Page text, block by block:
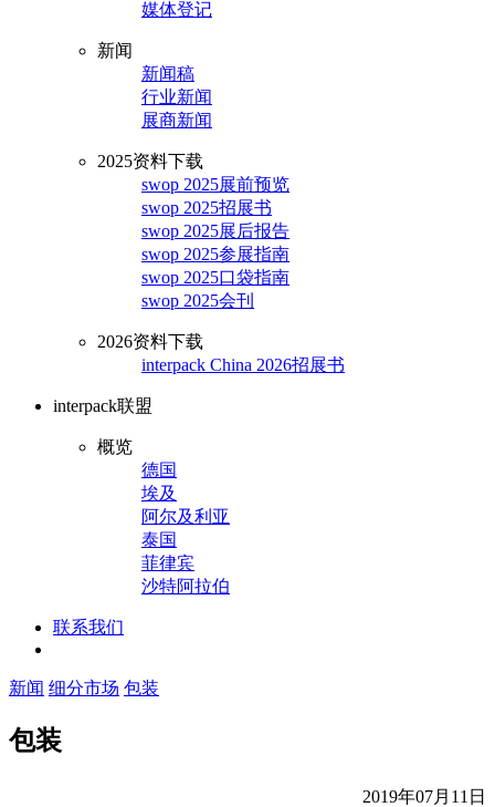
媒体登记
新闻
新闻稿
行业新闻
展商新闻
2025资料下载
swop 2025展前预览
swop 2025招展书
swop 2025展后报告
swop 2025参展指南
swop 2025口袋指南
swop 2025会刊
2026资料下载
interpack China 2026招展书
interpack联盟
概览
德国
埃及
阿尔及利亚
泰国
菲律宾
沙特阿拉伯
联系我们
新闻 细分市场 包装
包装
2019年07月11日